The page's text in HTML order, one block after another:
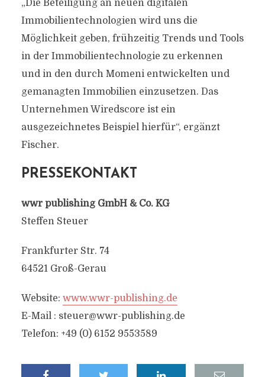
„Die Beteiligung an neuen digitalen
Immobilientechnologien wird uns die
Möglichkeit geben, frühzeitig Trends und Tools
in der Immobilientechnologie zu erkennen
und in den durch Momeni entwickelten und
gemanagten Immobilien einzusetzen. Das
Unternehmen Wiredscore ist ein
ausgezeichnetes Beispiel hierfür“, ergänzt
Fischer.
PRESSEKONTAKT
wwr publishing GmbH & Co. KG
Steffen Steuer
Frankfurter Str. 74
64521 Groß-Gerau
Website: www.wwr-publishing.de
E-Mail : steuer@wwr-publishing.de
Telefon: +49 (0) 6152 9553589